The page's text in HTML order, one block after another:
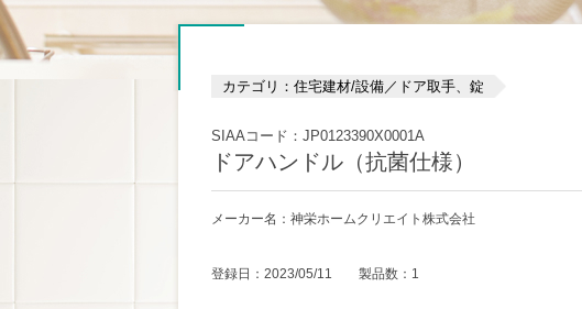
カテゴリ：住宅建材/設備／ドア取手、錠
SIAAコード：JP0123390X0001A
ドアハンドル（抗菌仕様）
メーカー名：神栄ホームクリエイト株式会社
登録日：2023/05/11 製品数：1